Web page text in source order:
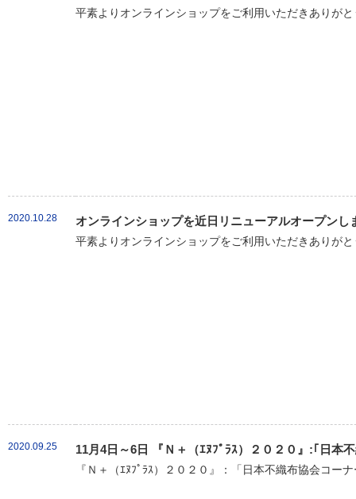
平素よりオンラインショップをご利用いただきありが
2020.10.28 オンラインショップを近日リニューアルオープンし
平素よりオンラインショップをご利用いただきありが
2020.09.25 11月4日～6日 『Ｎ＋（ｴﾇﾌﾟﾗｽ）２０２０』:｢日本
『Ｎ＋（ｴﾇﾌﾟﾗｽ）２０２０』：「日本不織布協会コー